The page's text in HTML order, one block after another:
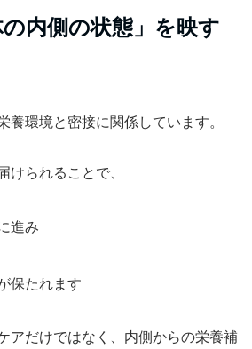
内側の状態」を映す
養環境と密接に関係しています。
けられることで、
進み
保たれます
アだけではなく、内側からの栄養補